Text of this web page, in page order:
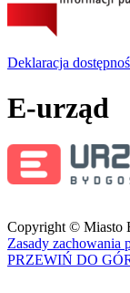
Deklaracja
E-urząd
Copyright © Miasto
Zasady zachowania
PRZEWIŃ DO